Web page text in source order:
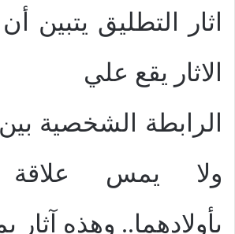
اثار التطليق يتبين
الاثار يقع علي
الرابطة الشخصية
ولا يمس علاقة
بأولادهما.. وهذه آثار